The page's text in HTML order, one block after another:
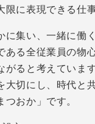
限に表現できる仕
に集い、一緒に働
ある全従業員の物
ると考えています
大切にし、時代と
おか」です。